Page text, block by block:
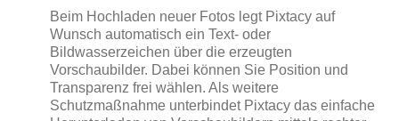
Beim Hochladen neuer Fotos legt Pixtacy auf
Wunsch automatisch ein Text- oder
Bildwasserzeichen über die erzeugten
Vorschaubilder. Dabei können Sie Position und
Transparenz frei wählen. Als weitere
Schutzmaßnahme unterbindet Pixtacy das einfache